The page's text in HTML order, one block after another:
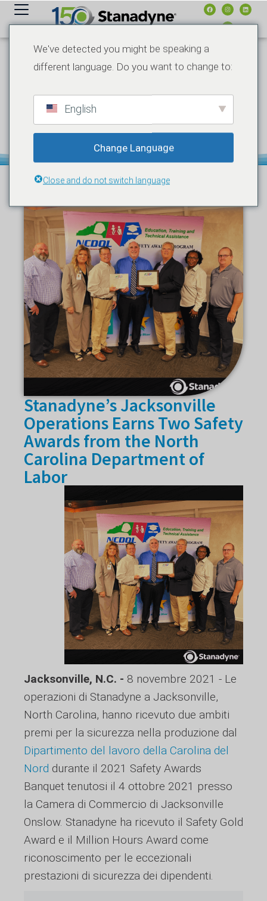
contenuto
COMUNICATI STAMPA 8 NOVEMBRE 2021
JACKSONVILLE OPERATIONS
EARNS TWO SAFETY
AWARDS FROM THE NORTH
CAROLINA DEPARTMENT OF
LABOR
Stanadyne’s Jacksonville
Operations Earns Two Safety
Awards from the North
Carolina Department of
Labor
Jacksonville, N.C. - 8 novembre 2021 - Le
operazioni di Stanadyne a Jacksonville,
North Carolina, hanno ricevuto due ambiti
premi per la sicurezza nella produzione dal
Dipartimento del lavoro della Carolina del
Nord durante il 2021 Safety Awards
Banquet tenutosi il 4 ottobre 2021 presso
la Camera di Commercio di Jacksonville
Onslow. Stanadyne ha ricevuto il Safety Gold
Award e il Million Hours Award come
riconoscimento per le eccezionali
prestazioni di sicurezza dei dipendenti.
We've detected you might be speaking a
different language. Do you want to change to:
English
Change Language
Close and do not switch language